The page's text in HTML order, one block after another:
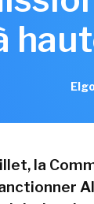
la